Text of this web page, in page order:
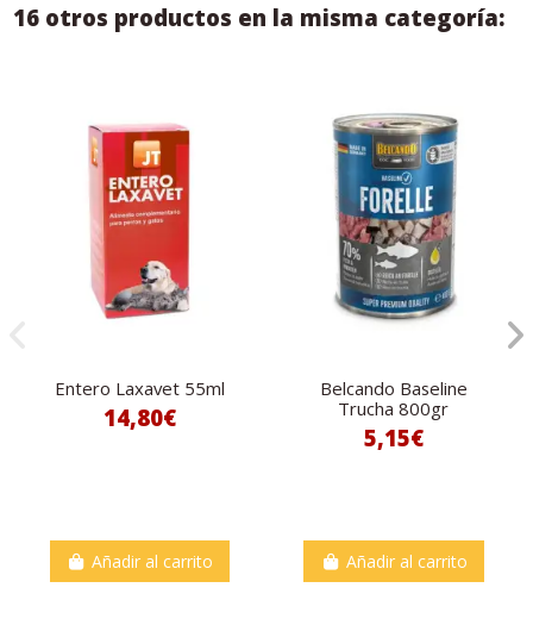
16 otros productos en la misma categoría:
Entero Laxavet 55ml
14,80€
Añadir al carrito
Belcando Baseline
Trucha 800gr
5,15€
Añadir al carrito